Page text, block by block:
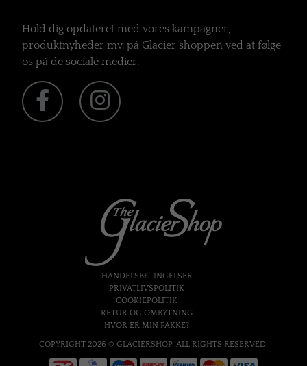
Hold dig opdateret med vores kampagner,
produktnyheder mv. på Glacier shoppen ved at følge
os på de sociale medier.
HANDELSBETINGELSER
PRIVATLIVSPOLITIK
COOKIEPOLITIK
RETUR OG OMBYTNING
HVOR ER MIN PAKKE?
COPYRIGHT 2026 © GLACIERSHOP. ALL RIGHTS RESERVED.